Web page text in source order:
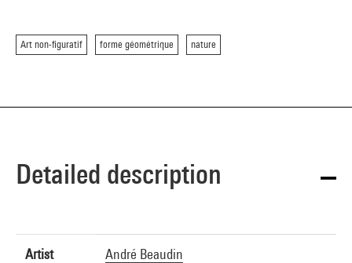
Art non-figuratif forme géométrique nature
Detailed description
Artist
André Beaudin